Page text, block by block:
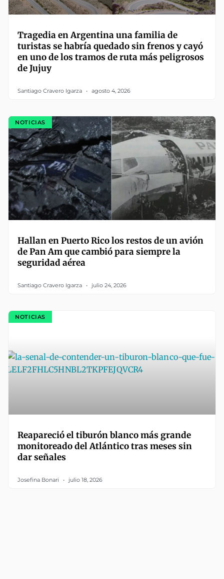
Tragedia en Argentina una familia de
turistas se habría quedado sin frenos y cayó
en uno de los tramos de ruta más peligrosos
de Jujuy
Santiago Cravero Igarza agosto 4, 2026
NOTICIAS
Hallan en Puerto Rico los restos de un avión
de Pan Am que cambió para siempre la
seguridad aérea
Santiago Cravero Igarza julio 24, 2026
NOTICIAS
Reapareció el tiburón blanco más grande
monitoreado del Atlántico tras meses sin
dar señales
Josefina Bonari julio 18, 2026